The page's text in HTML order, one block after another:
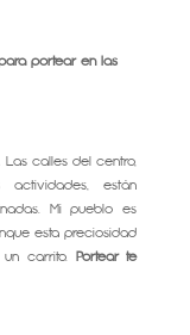
portear en las
Las calles del centro,
están
Mi pueblo es
esta preciosidad
carrito. Portear te